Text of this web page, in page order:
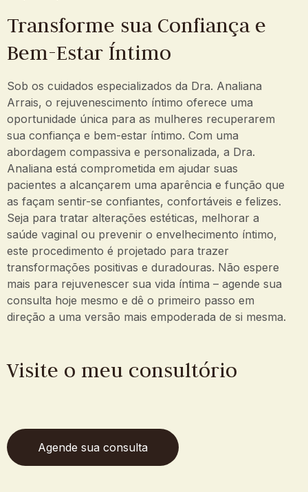
Transforme sua Confiança e
Bem-Estar Íntimo
Sob os cuidados especializados da Dra. Analiana
Arrais, o rejuvenescimento íntimo oferece uma
oportunidade única para as mulheres recuperarem
sua confiança e bem-estar íntimo. Com uma
abordagem compassiva e personalizada, a Dra.
Analiana está comprometida em ajudar suas
pacientes a alcançarem uma aparência e função que
as façam sentir-se confiantes, confortáveis e felizes.
Seja para tratar alterações estéticas, melhorar a
saúde vaginal ou prevenir o envelhecimento íntimo,
este procedimento é projetado para trazer
transformações positivas e duradouras. Não espere
mais para rejuvenescer sua vida íntima – agende sua
consulta hoje mesmo e dê o primeiro passo em
direção a uma versão mais empoderada de si mesma.
Visite o meu consultório
Agende sua consulta